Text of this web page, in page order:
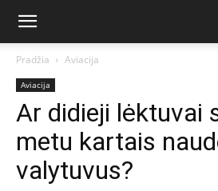
Pradžia Aviacija
Aviacija
Ar didieji lėktuvai
metu kartais
valytuvus?